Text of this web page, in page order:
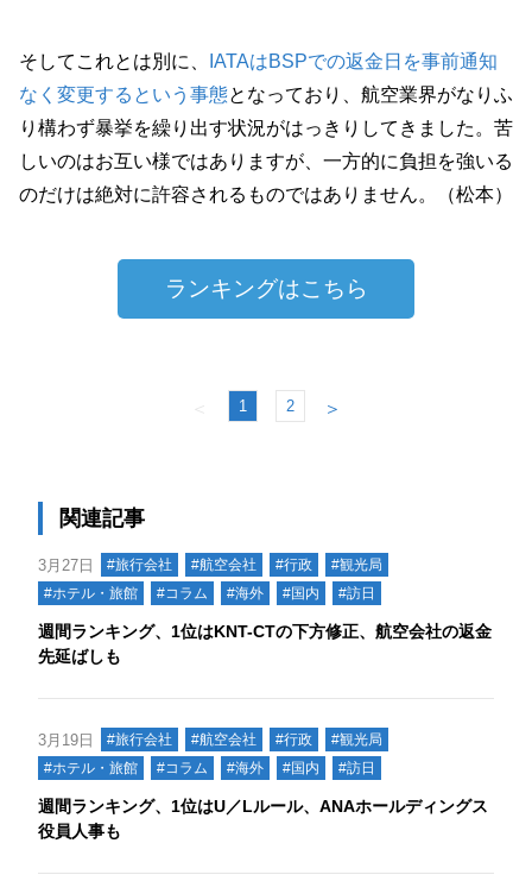
そしてこれとは別に、
IATAはBSPでの返金日を事前通知
なく変更するという事態となっており、航空業界がなりふ
り構わず暴挙を繰り出す状況がはっきりしてきました。苦
しいのはお互い様ではありますが、一方的に負担を強いる
のだけは絶対に許容されるものではありません。（松本）
ランキングはこちら
＜ 1 2 ＞
関連記事
3月27日 #旅行会社 #航空会社 #行政
#観光局
#ホテル・旅館
#コラム #海外 #国内 #訪日
週間ランキング、1位はKNT-CTの下方修正、航空会社の返金
先延ばしも
3月19日 #旅行会社 #航空会社 #行政
#観光局
#ホテル・旅館
#コラム #海外 #国内 #訪日
週間ランキング、1位はU／Lルール、ANAホールディングス
役員人事も